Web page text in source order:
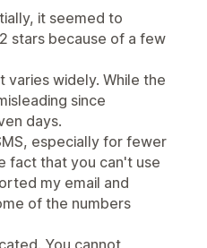
it seemed to
stars because of a few
widely. While the
since
days.
especially for fewer
fact that you can't use
my email and
of the numbers
You cannot